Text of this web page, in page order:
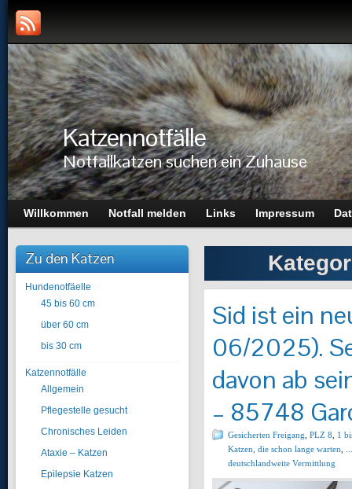
Katzennotfälle
Notfallkatzen suchen ein Zuhause
Willkommen Notfall melden Links Impressum
Zu den Katzen
Hundenotfäelle
45 bis 60 cm
über 60 cm
bis 30 cm
Katzennotfälle
Allgemein
Pflegestelle gesucht
Chronisches Leiden
Ataxie – Katzen
Epilepsie Katzen
Sid ist ein
06/2025).
davon ab
– 85748
Gesicherten Freigang PLZ 8
1
Katzen, die schon lange warten
deutschlandweite Vermittlung